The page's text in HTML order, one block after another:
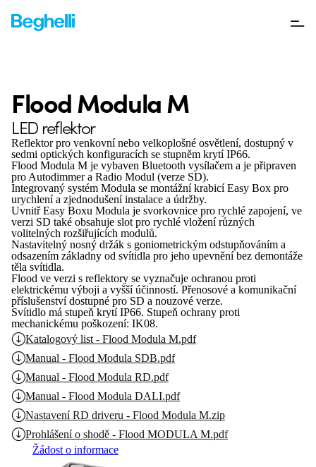
Flood Modula M
LED reflektor
Reflektor pro venkovní nebo velkoplošné osvětlení, dostupný v
sedmi optických konfiguracích se stupněm krytí IP66.
Flood Modula M je vybaven Bluetooth vysílačem a je připraven
pro Autodimmer a Radio Modul (verze SD).
Integrovaný systém Modula se montážní krabicí Easy Box pro
urychlení a zjednodušení instalace a údržby.
Uvnitř Easy Boxu Modula je svorkovnice pro rychlé zapojení, ve
verzi SD také obsahuje slot pro rychlé vložení různých
volitelných rozšiřujících modulů.
Nastavitelný nosný držák s goniometrickým odstupňováním a
odsazením základny od svítidla pro jeho upevnění bez demontáže
těla svítidla.
Flood ve verzi s reflektory se vyznačuje ochranou proti
elektrickému výboji a vyšší účinností. Přenosové a komunikační
příslušenství dostupné pro SD a nouzové verze.
Svítidlo má stupeň krytí IP66. Stupeň ochrany proti
mechanickému poškození: IK08.
Katalogový list - Flood Modula M.pdf
Manual - Flood Modula SDB.pdf
Manual - Flood Modula RD.pdf
Manual - Flood Modula DALI.pdf
Nastavení RD driveru - Flood Modula M.zip
Prohlášení o shodě - Flood MODULA M.pdf
Žádost o informace